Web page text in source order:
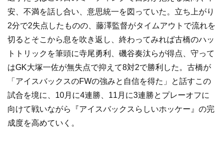
安、不満を話し合い、意思統一を図っていた。立ち上がり
2分で2失点したものの、藤澤監督がタイムアウトで流れを
切るとそこから息を吹き返し、終わってみれば古橋のハッ
トトリックを筆頭に寺尾勇利、磯谷奏汰らが得点、守って
はGK大塚一佐が無失点で抑えて8対2で勝利した。古橋が
「アイスバックスのFWの強みと自信を得た」と話すこの
試合を境に、10月に4連勝、11月に3連勝とプレーオフに
向けて戦いながら『アイスバックスらしいホッケー』の完
成度を高めていく。